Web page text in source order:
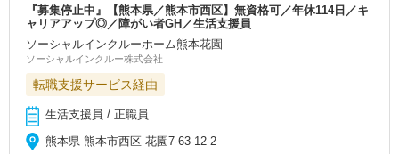
『募集停止中』【熊本県／熊本市西区】無資格可／年休114日／キ
ャリアアップ◎／障がい者GH／生活支援員
ソーシャルインクルーホーム熊本花園
ソーシャルインクルー株式会社
転職支援サービス経由
生活支援員 / 正職員
熊本県 熊本市西区 花園7-63-12-2